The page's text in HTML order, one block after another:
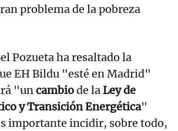
problema de la pobreza
Pozueta ha resaltado la
EH Bildu "esté en Madrid"
"uncambiode laLey de
y Transición Energética"
importante incidir, sobre todo,